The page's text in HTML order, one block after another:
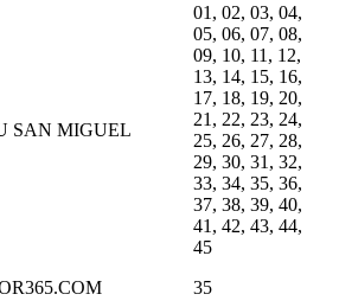
SAN MIGUEL
01, 02, 03, 04,
05, 06, 07, 08,
09, 10, 11, 12,
13, 14, 15, 16,
17, 18, 19, 20,
21, 22, 23, 24,
25, 26, 27, 28,
29, 30, 31, 32,
33, 34, 35, 36,
37, 38, 39, 40,
41, 42, 43, 44,
45
35